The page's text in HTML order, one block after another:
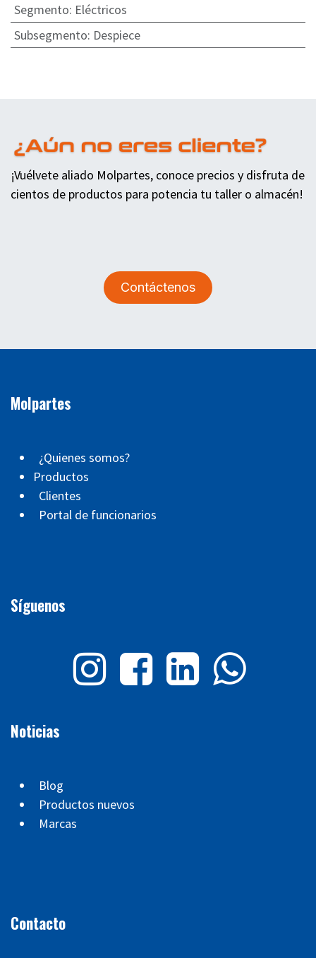
Segmento: Eléctricos
Subsegmento: Despiece
¡Vuélvete aliado Molpartes, conoce precios y disfruta de
cientos de productos para potencia tu taller o almacén!
Contáctenos
Molpartes
¿Quienes somos?
Productos
Clientes
Portal de funcionarios
Síguenos
Noticias
Blog
Productos nuevos
Marcas
Contacto